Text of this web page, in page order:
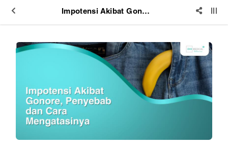
Impotensi Akibat Gonore, Penyebab dan Cara Mengatasinya